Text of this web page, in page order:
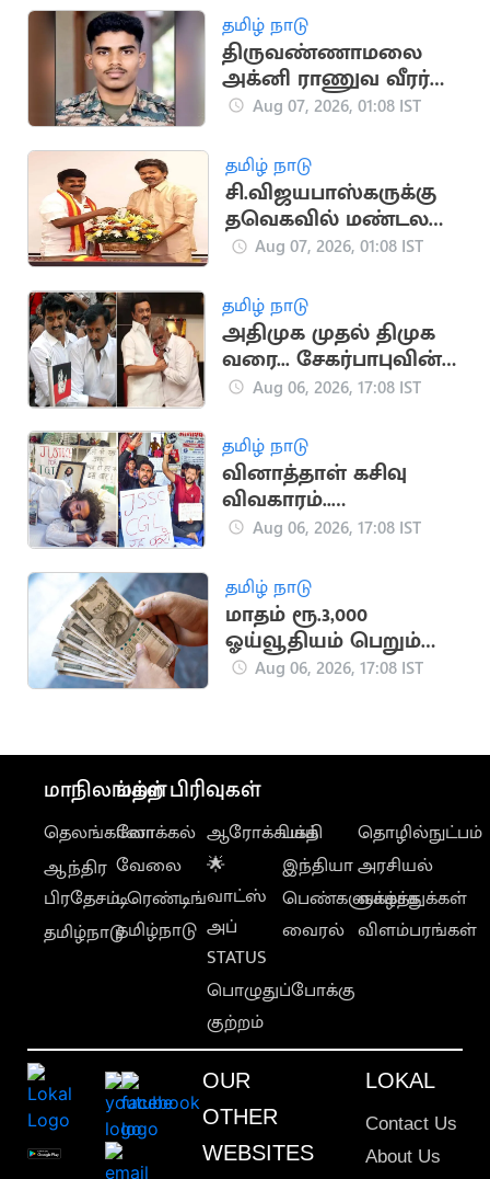
தமிழ் நாடு
திருவண்ணாமலை
அக்னி ராணுவ வீரர்
லடாக்கில் உயிரிழப்பு
Aug 07, 2026, 01:08 IST
தமிழ் நாடு
சி.விஜயபாஸ்கருக்கு
தவெகவில் மண்டல
பொறுப்பு ரெடி
Aug 07, 2026, 01:08 IST
தமிழ் நாடு
அதிமுக முதல் திமுக
வரை... சேகர்பாபுவின்
அரசியல் பயணம்
Aug 06, 2026, 17:08 IST
தமிழ் நாடு
வினாத்தாள் கசிவு
விவகாரம்..
ஜார்க்கண்டில் 13-வது
உண்ணாவிரதம்
Aug 06, 2026, 17:08 IST
தமிழ் நாடு
மாதம் ரூ.3,000
ஓய்வூதியம் பெறும்
அரசு திட்டம்
Aug 06, 2026, 17:08 IST
மாநிலங்கள்
தெலங்கானா
ஆந்திர
பிரதேசம்
தமிழ்நாடு
மற்ற பிரிவுகள்
லோக்கல்
வேலை
டிரெண்டிங்
தமிழ்நாடு
ஆரோக்கியம்
🌟
வாட்ஸ்
அப்
STATUS
பொழுதுப்போக்கு
குற்றம்
பக்தி
இந்தியா
பெண்களுக்காக
வைரல்
தொழில்நுட்பம்
அரசியல்
வாழ்த்துக்கள்
விளம்பரங்கள்
OUR
OTHER
WEBSITES
LOKAL
Contact Us
About Us